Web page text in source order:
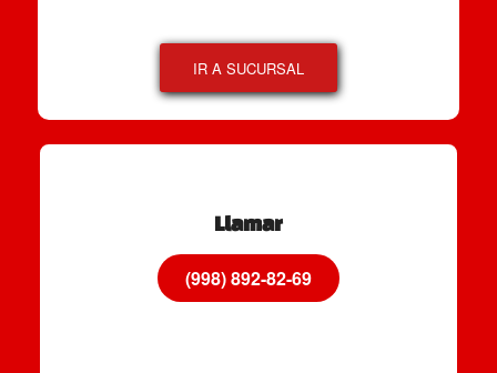
IR A SUCURSAL
Llamar
(998) 892-82-69